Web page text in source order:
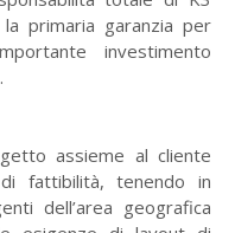
primaria garanzia per
investimento
assieme al cliente
fattibilità, tenendo in
dell’area geografica